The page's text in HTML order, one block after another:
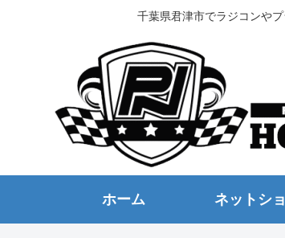
千葉県君津市でラジコンや
ホーム ネットシ